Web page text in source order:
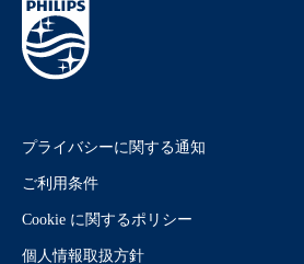
プライバシーに関する通知
ご利用条件
Cookie に関するポリシー
個人情報取扱方針